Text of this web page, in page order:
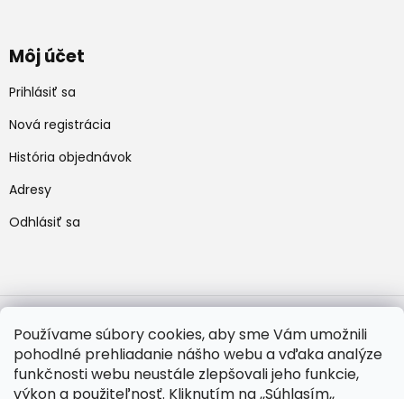
Používame súbory cookies, aby sme Vám umožnili
pohodlné prehliadanie nášho webu a vďaka analýze
funkčnosti webu neustále zlepšovali jeho funkcie,
výkon a použiteľnosť. Kliknutím na ,,Súhlasím,,
Môj účet
Prihlásiť sa
Nová registrácia
História objednávok
Adresy
Odhlásiť sa
Vytvoril Shoptet